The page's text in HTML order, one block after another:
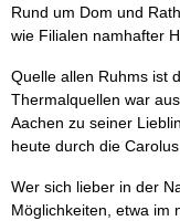
Rund um Dom und
wie Filialen namhafter
Quelle allen Ruhms ist
Thermalquellen war
Aachen zu seiner
heute durch die
Wer sich lieber in der
Möglichkeiten, etwa im